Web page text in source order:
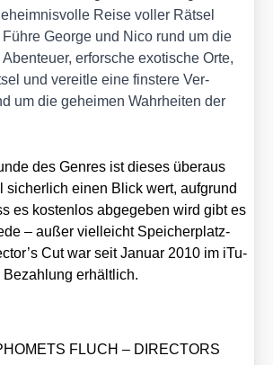
Rei­se vol­ler Rät­sel
Geor­ge und Nico rund um die
erfor­sche exo­ti­sche Orte,
und ver­eit­le eine fins­te­re Ver­
um die gehei­men Wahr­hei­ten der
des Gen­res ist die­ses über­aus
sicher­lich einen Blick wert, auf­grund
es kos­ten­los abge­ge­ben wird gibt es
– außer viel­leicht Spei­cher­platz­
Cut war seit Janu­ar 2010 im iTu­
erhält­lich.
FLUCH – DIRECTORS